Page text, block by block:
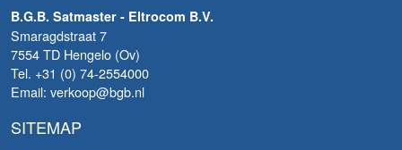
B.G.B. Satmaster - Eltrocom B.V.
Smaragdstraat 7
7554 TD Hengelo (Ov)
Tel. +31 (0) 74-2554000
Email: verkoop@bgb.nl
SITEMAP